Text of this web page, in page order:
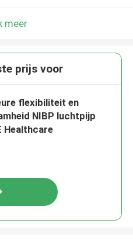
meer
prijs voor
flexibiliteit en
NIBP luchtpijp
Healthcare